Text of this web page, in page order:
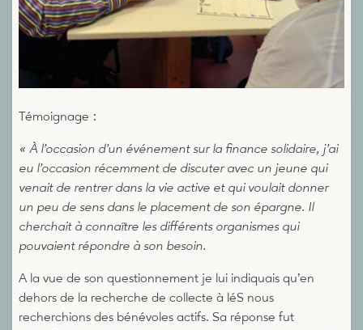
Témoignage :
« À l’occasion d’un événement sur la finance solidaire, j’ai
eu l’occasion récemment de discuter avec un jeune qui
venait de rentrer dans la vie active et qui voulait donner
un peu de sens dans le placement de son épargne. Il
cherchait à connaître les différents organismes qui
pouvaient répondre à son besoin.
A la vue de son questionnement je lui indiquais qu’en
dehors de la recherche de collecte à léS nous
recherchions des bénévoles actifs. Sa réponse fut